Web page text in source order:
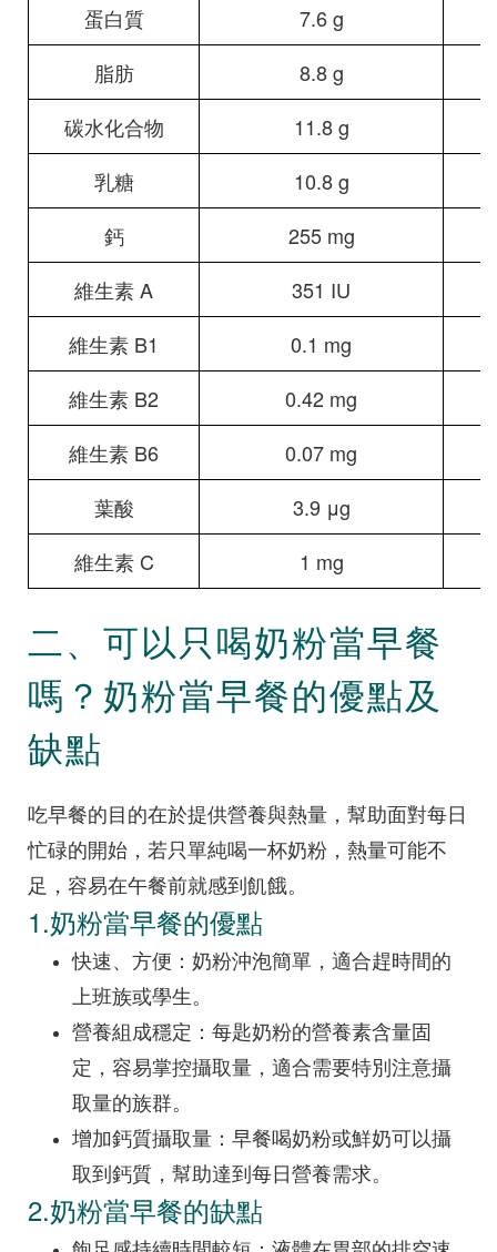
蛋白質
7.6 g
脂肪
8.8 g
碳水化合物
11.8 g
乳糖
10.8 g
鈣
255 mg
維生素 A
351 IU
維生素 B1
0.1 mg
維生素 B2
0.42 mg
維生素 B6
0.07 mg
葉酸
3.9 μg
維生素 C
1 mg
二、可以只喝奶粉當早餐
嗎？奶粉當早餐的優點及
缺點
吃早餐的目的在於提供營養與熱量，幫助面對每日
忙碌的開始，若只單純喝一杯奶粉，熱量可能不
足，容易在午餐前就感到飢餓。
1.奶粉當早餐的優點
快速、方便：奶粉沖泡簡單，適合趕時間的
上班族或學生。
營養組成穩定：每匙奶粉的營養素含量固
定，容易掌控攝取量，適合需要特別注意攝
取量的族群。
增加鈣質攝取量：早餐喝奶粉或鮮奶可以攝
取到鈣質，幫助達到每日營養需求。
2.奶粉當早餐的缺點